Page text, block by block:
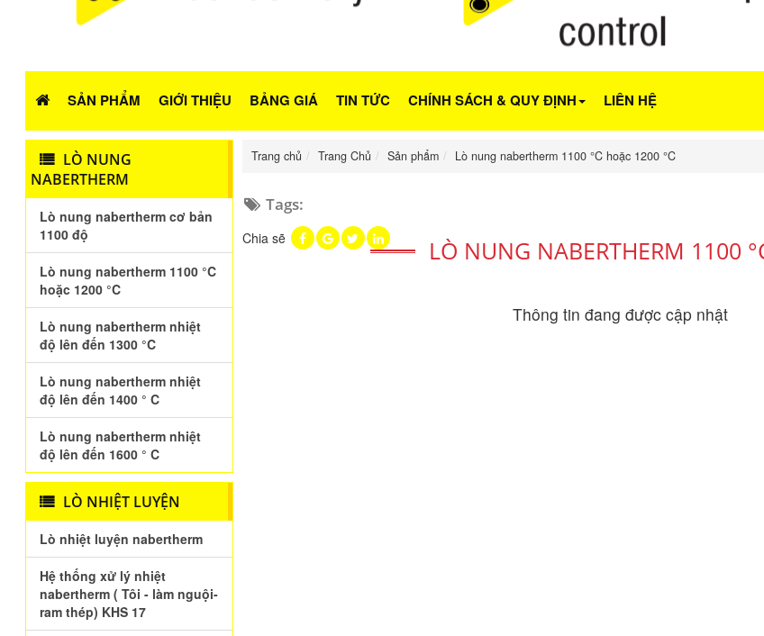
SẢN PHẨM GIỚI THIỆU BẢNG GIÁ TIN TỨC CHÍNH SÁCH & QUY ĐỊNH LIÊN HỆ
Trang chủ Trang Chủ Sản phẩm Lò nung nabertherm 1100 °C hoặc 1200 °C
Tags:
LÒ NUNG NABERTHERM 1100
Chia sẽ
Thông tin đang được cập nhật
LÒ NUNG
NABERTHERM
Lò nung nabertherm cơ bản
1100 độ
Lò nung nabertherm 1100 °C
hoặc 1200 °C
Lò nung nabertherm nhiệt
độ lên đến 1300 °C
Lò nung nabertherm nhiệt
độ lên đến 1400 ° C
Lò nung nabertherm nhiệt
độ lên đến 1600 ° C
LÒ NHIỆT LUYỆN
Lò nhiệt luyện nabertherm
Hệ thống xử lý nhiệt
nabertherm ( Tôi - làm nguội-
ram thép) KHS 17